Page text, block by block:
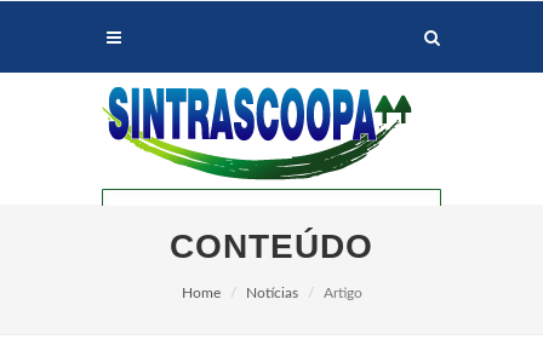
CONTEÚDO
Home Notícias Artigo